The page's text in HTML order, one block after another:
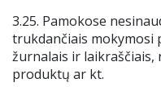
3.25. Pamokose
trukdančiais mokymosi
žurnalais ir
produktų ar kt.